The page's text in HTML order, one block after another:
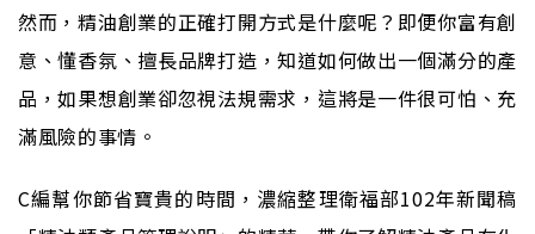
然而，精油創業的正確打開方式是什麼呢？即便你富有創
意、懂香氛、擅長品牌打造，知道如何做出一個滿分的產
品，如果想創業卻忽視法規需求，這將是一件很可怕、充
滿風險的事情。
C編幫你節省寶貴的時間，濃縮整理衛福部102年新聞稿